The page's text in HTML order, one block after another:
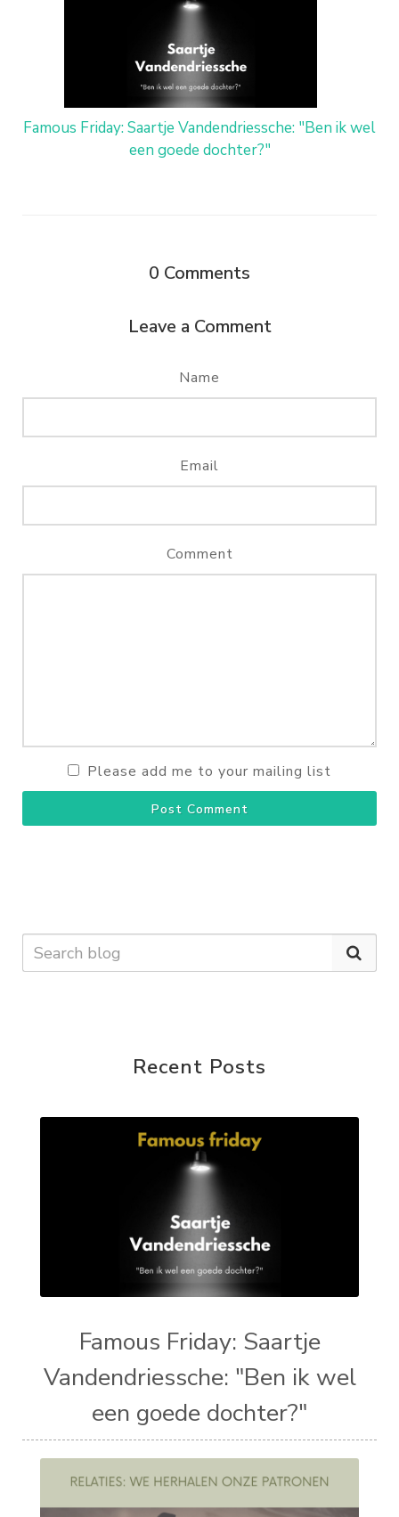
Famous Friday: Saartje Vandendriessche: "Ben ik wel
een goede dochter?"
0 Comments
Leave a Comment
Name
Email
Comment
Please add me to your mailing list
Post Comment
Recent Posts
Famous Friday: Saartje
Vandendriessche: "Ben ik wel
een goede dochter?"